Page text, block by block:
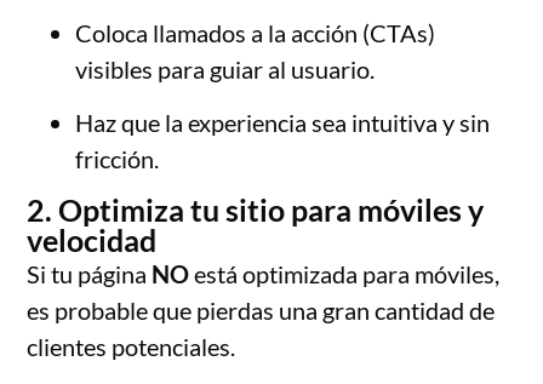
Coloca llamados a la acción (CTAs)
visibles para guiar al usuario.
Haz que la experiencia sea intuitiva y sin
fricción.
2. Optimiza tu sitio para móviles y
velocidad
Si tu página NOestá optimizada para móviles,
es probable que pierdas una gran cantidad de
clientes potenciales.